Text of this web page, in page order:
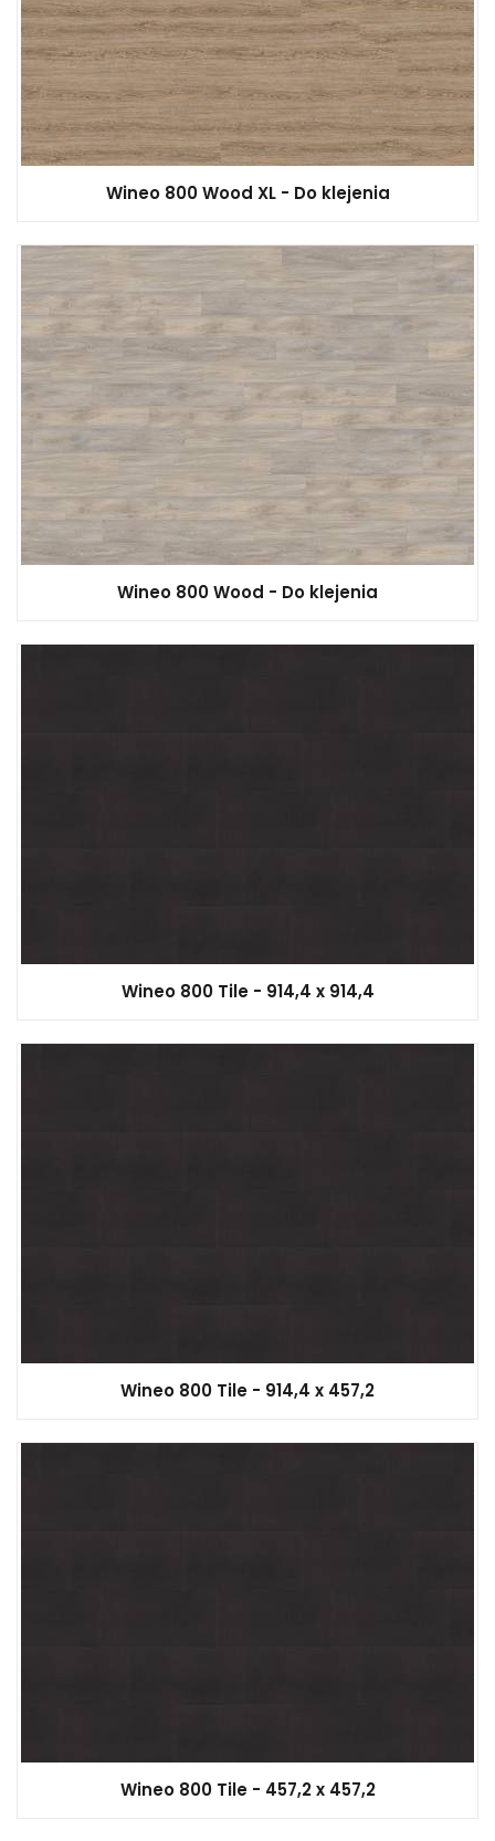
Wineo 800 Wood XL - Do klejenia
Wineo 800 Wood - Do klejenia
Wineo 800 Tile - 914,4 x 914,4
Wineo 800 Tile - 914,4 x 457,2
Wineo 800 Tile - 457,2 x 457,2